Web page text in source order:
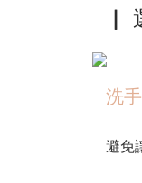
▏
洗
避免